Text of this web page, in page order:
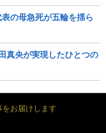
の母急死が五輪を揺ら
真央が実現したひとつの
お届けします